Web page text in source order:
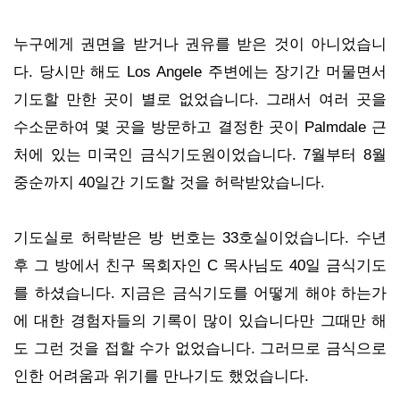
누구에게 권면을 받거나 권유를 받은 것이 아니었습니
다. 당시만 해도 Los Angele 주변에는 장기간 머물면서
기도할 만한 곳이 별로 없었습니다. 그래서 여러 곳을
수소문하여 몇 곳을 방문하고 결정한 곳이 Palmdale 근
처에 있는 미국인 금식기도원이었습니다. 7월부터 8월
중순까지 40일간 기도할 것을 허락받았습니다.
기도실로 허락받은 방 번호는 33호실이었습니다. 수년
후 그 방에서 친구 목회자인 C 목사님도 40일 금식기도
를 하셨습니다. 지금은 금식기도를 어떻게 해야 하는가
에 대한 경험자들의 기록이 많이 있습니다만 그때만 해
도 그런 것을 접할 수가 없었습니다. 그러므로 금식으로
인한 어려움과 위기를 만나기도 했었습니다.